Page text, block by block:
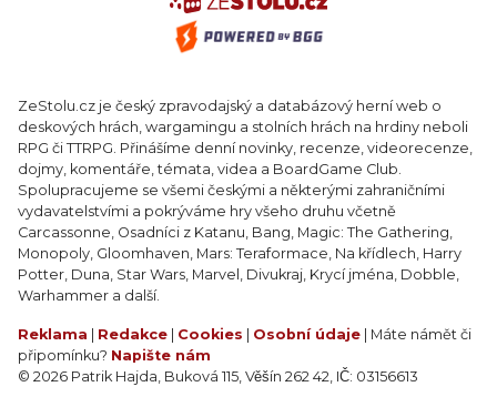
ZeStolu.cz je český zpravodajský a databázový herní web o
deskových hrách, wargamingu a stolních hrách na hrdiny neboli
RPG či TTRPG. Přinášíme denní novinky, recenze, videorecenze,
dojmy, komentáře, témata, videa a BoardGame Club.
Spolupracujeme se všemi českými a některými zahraničními
vydavatelstvími a pokrýváme hry všeho druhu včetně
Carcassonne, Osadníci z Katanu, Bang, Magic: The Gathering,
Monopoly, Gloomhaven, Mars: Teraformace, Na křídlech, Harry
Potter, Duna, Star Wars, Marvel, Divukraj, Krycí jména, Dobble,
Warhammer a další.
Reklama Redakce Cookies Osobní údaje | Máte námět či
připomínku? Napište nám
© 2026 Patrik Hajda, Buková 115, Věšín 262 42, IČ: 03156613